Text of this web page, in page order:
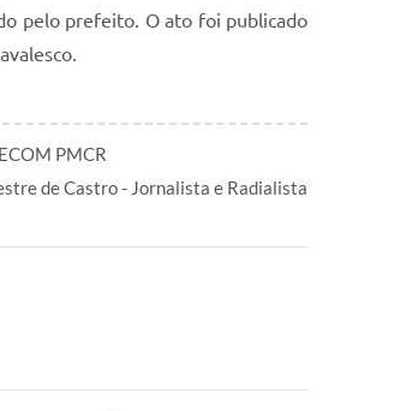
pelo prefeito. O ato foi publicado
PMCR
de Castro - Jornalista e Radialista